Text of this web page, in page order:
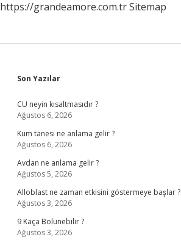
https://grandeamore.com.trSitemap
Sidebar
Son Yazılar
CU neyin kısaltmasıdır ?
Ağustos 6, 2026
Kum tanesi ne anlama gelir ?
Ağustos 6, 2026
Avdan ne anlama gelir ?
Ağustos 5, 2026
Alloblast ne zaman etkisini göstermeye başlar ?
Ağustos 3, 2026
9 Kaça Bolunebilir ?
Ağustos 3, 2026